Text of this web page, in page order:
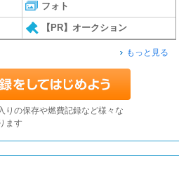
フォト
【PR】オークション
もっと見る
りの保存や燃費記録など様々な
ます